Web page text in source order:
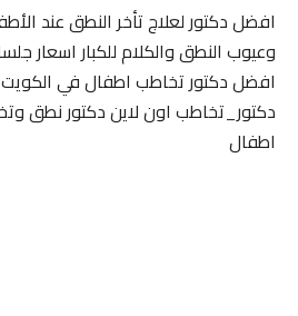
افضل دكتور لعلاج تأخر النطق عند
وعيوب النطق والكلام للكبار اسعار
افضل دكتور تخاطب اطفال في
دكتور_تخاطب اون لاين دكتور نطق
اطفال